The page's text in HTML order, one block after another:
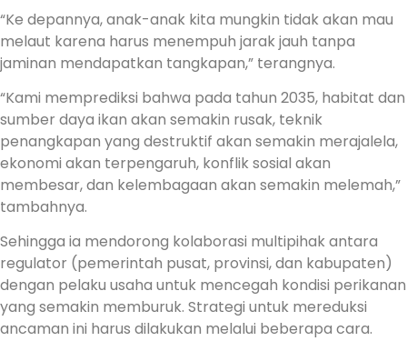
“Ke depannya, anak-anak kita mungkin tidak akan mau
melaut karena harus menempuh jarak jauh tanpa
jaminan mendapatkan tangkapan,” terangnya.
“Kami memprediksi bahwa pada tahun 2035, habitat dan
sumber daya ikan akan semakin rusak, teknik
penangkapan yang destruktif akan semakin merajalela,
ekonomi akan terpengaruh, konflik sosial akan
membesar, dan kelembagaan akan semakin melemah,”
tambahnya.
Sehingga ia mendorong kolaborasi multipihak antara
regulator (pemerintah pusat, provinsi, dan kabupaten)
dengan pelaku usaha untuk mencegah kondisi perikanan
yang semakin memburuk. Strategi untuk mereduksi
ancaman ini harus dilakukan melalui beberapa cara.